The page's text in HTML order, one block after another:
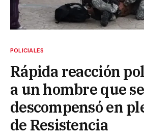
POLICIALES
Rápida reacción
a un hombre que se
descompensó en
de Resistencia